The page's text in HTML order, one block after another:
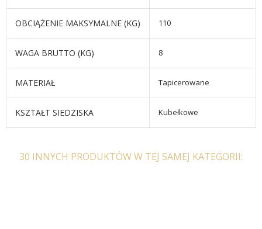
OBCIĄŻENIE MAKSYMALNE (KG) 110
WAGA BRUTTO (KG) 8
MATERIAŁ Tapicerowane
KSZTAŁT SIEDZISKA Kubełkowe
30 INNYCH PRODUKTÓW W TEJ SAMEJ KATEGORII: